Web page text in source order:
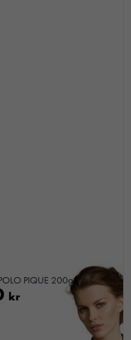
PIQUE 200g
kr